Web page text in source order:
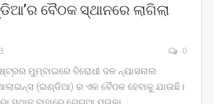
ବୈଠକ ସ୍ଥାନରେ ଲାଗିଲା
0
ମୁମ୍ବାଇରେ ବିରୋଧୀ ଦଳ ନ୍ୟାସନାଲ
(ଇଣ୍ଡିଆ) ର ଏକ ବୈଠକ ହେବାକୁ ଯାଉଛି।